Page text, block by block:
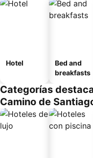
Hotel
Bed and
breakfasts
Categorías
Camino de